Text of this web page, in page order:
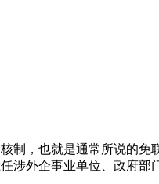
制，也就是通常所说的免
涉外企事业单位、政府部